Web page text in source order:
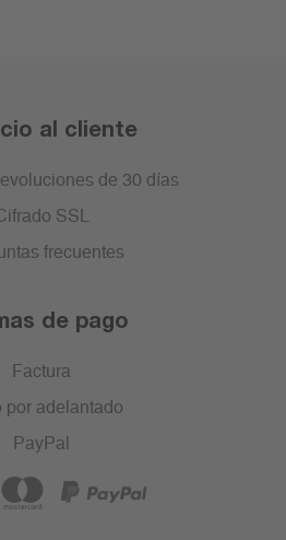
al cliente
de 30 días
SSL
frecuentes
de pago
Factura
por adelantado
PayPal